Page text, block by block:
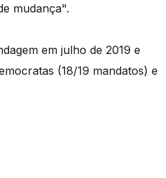
mudança".
em julho de 2019 e
(18/19 mandatos) e